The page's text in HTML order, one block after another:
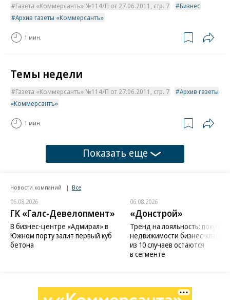
Газета «Коммерсантъ» №114/П от 27.06.2011, стр. 7
Бизнес
Архив газеты «Коммерсантъ»
1 мин.
Темы недели
Газета «Коммерсантъ» №114/П от 27.06.2011, стр. 7
Архив газеты
«Коммерсантъ»
1 мин.
Показать еще
Новости компаний Все
06.08.2026
ГК «Галс-Девелопмент»
В бизнес-центре «Адмирал» в
Южном порту залит первый куб
бетона
06.08.2026
«Донстрой»
Тренд на лояльность:
недвижимости бизнес-класса
из 10 случаев остаются
в сегменте